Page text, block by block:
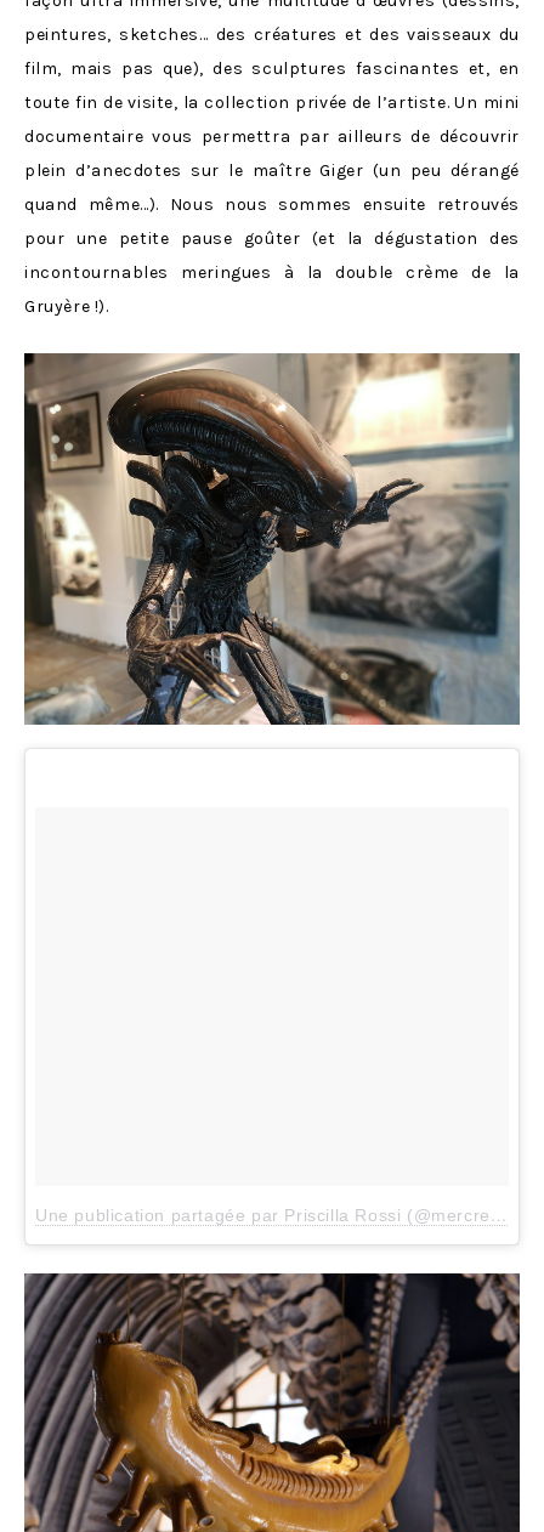
peintures, sketches… des créatures et des vaisseaux du
film, mais pas que), des sculptures fascinantes et, en
toute fin de visite, la collection privée de l’artiste. Un mini
documentaire vous permettra par ailleurs de découvrir
plein d’anecdotes sur le maître Giger (un peu dérangé
quand même…). Nous nous sommes ensuite retrouvés
pour une petite pause goûter (et la dégustation des
incontournables meringues à la double crème de la
Gruyère !).
Une publication partagée par Priscilla Rossi (@mercredieblog)